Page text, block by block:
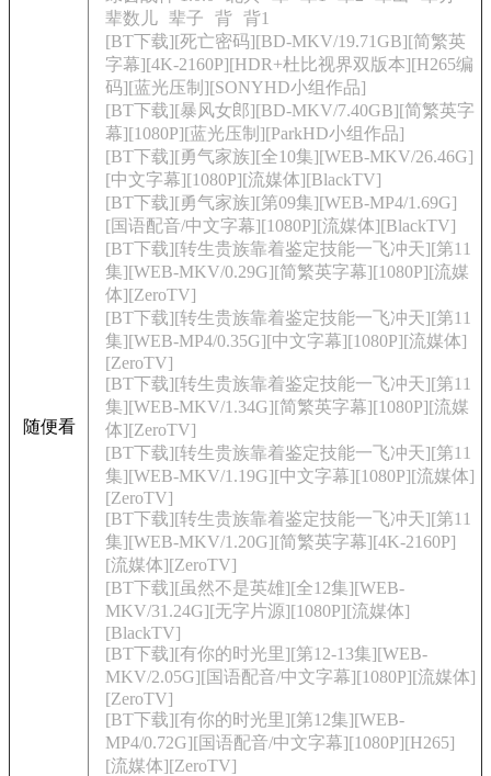
随便看
辈数儿 辈子 背 背1
[BT下载][死亡密码][BD-MKV/19.71GB][简繁英
字幕][4K-2160P][HDR+杜比视界双版本][H265编
码][蓝光压制][SONYHD小组作品]
[BT下载][暴风女郎][BD-MKV/7.40GB][简繁英字
幕][1080P][蓝光压制][ParkHD小组作品]
[BT下载][勇气家族][全10集][WEB-MKV/26.46G]
[中文字幕][1080P][流媒体][BlackTV]
[BT下载][勇气家族][第09集][WEB-MP4/1.69G]
[国语配音/中文字幕][1080P][流媒体][BlackTV]
[BT下载][转生贵族靠着鉴定技能一飞冲天][第11
集][WEB-MKV/0.29G][简繁英字幕][1080P][流媒
体][ZeroTV]
[BT下载][转生贵族靠着鉴定技能一飞冲天][第11
集][WEB-MP4/0.35G][中文字幕][1080P][流媒体]
[ZeroTV]
[BT下载][转生贵族靠着鉴定技能一飞冲天][第11
集][WEB-MKV/1.34G][简繁英字幕][1080P][流媒
体][ZeroTV]
[BT下载][转生贵族靠着鉴定技能一飞冲天][第11
集][WEB-MKV/1.19G][中文字幕][1080P][流媒体]
[ZeroTV]
[BT下载][转生贵族靠着鉴定技能一飞冲天][第11
集][WEB-MKV/1.20G][简繁英字幕][4K-2160P]
[流媒体][ZeroTV]
[BT下载][虽然不是英雄][全12集][WEB-
MKV/31.24G][无字片源][1080P][流媒体]
[BlackTV]
[BT下载][有你的时光里][第12-13集][WEB-
MKV/2.05G][国语配音/中文字幕][1080P][流媒体]
[ZeroTV]
[BT下载][有你的时光里][第12集][WEB-
MP4/0.72G][国语配音/中文字幕][1080P][H265]
[流媒体][ZeroTV]